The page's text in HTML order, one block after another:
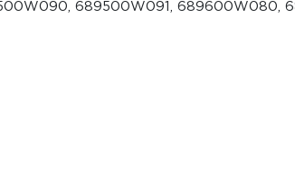
689500W091, 689600W080,